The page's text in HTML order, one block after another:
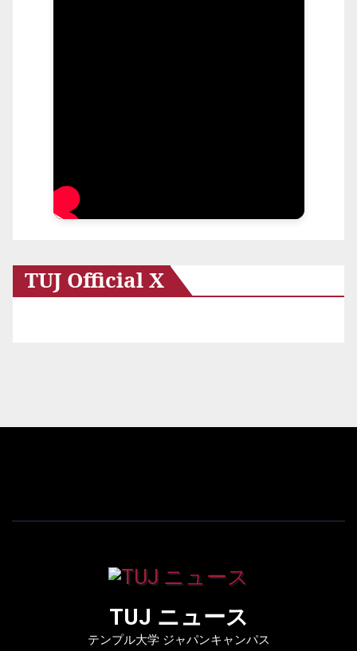
TUJ Official X
TUJ ニュース
テンプル大学 ジャパンキャンパス